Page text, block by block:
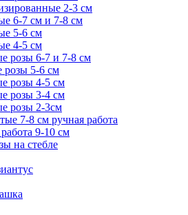
2-3 см
6-7 см и 7-8 см
5-6 см
4-5 см
розы 6-7 и 7-8 см
5-6 см
розы 4-5 см
розы 3-4 см
розы 2-3см
7-8 см ручная работа
9-10 см
на стебле